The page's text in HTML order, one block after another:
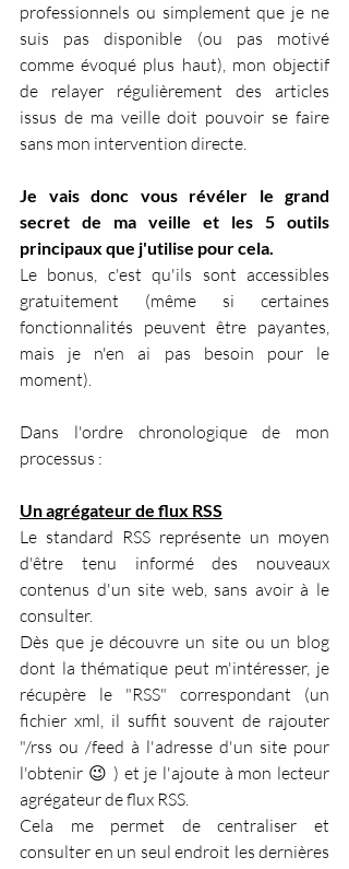
professionnels ou simplement que je ne
suis pas disponible (ou pas motivé
comme évoqué plus haut), mon objectif
de relayer régulièrement des articles
issus de ma veille doit pouvoir se faire
sans mon intervention directe.
Je vais donc vous révéler le grand
secret de ma veille et les 5 outils
principaux que j'utilise pour cela.
Le bonus, c'est qu'ils sont accessibles
gratuitement (même si certaines
fonctionnalités peuvent être payantes,
mais je n'en ai pas besoin pour le
moment).
Dans l'ordre chronologique de mon
processus :
Un agrégateur de flux RSS
Le standard RSS représente un moyen
d'être tenu informé des nouveaux
contenus d'un site web, sans avoir à le
consulter.
Dès que je découvre un site ou un blog
dont la thématique peut m'intéresser, je
récupère le "RSS" correspondant (un
fichier xml, il suffit souvent de rajouter
"/rss ou /feed à l'adresse d'un site pour
l'obtenir 😉 ) et je l'ajoute à mon lecteur
agrégateur de flux RSS.
Cela me permet de centraliser et
consulter en un seul endroit les dernières